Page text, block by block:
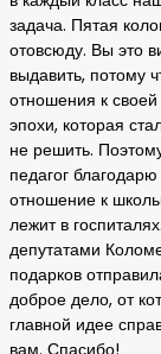
задача. Пятая
отовсюду. Вы это
выдавить, потому
отношения к своей
эпохи, которая
не решить.
педагог
отношение к
лежит в
депутатами
подарков
доброе дело, от
главной идее